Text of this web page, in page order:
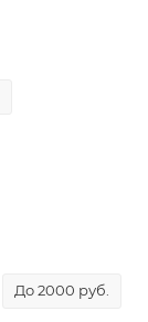
До 2000 руб.